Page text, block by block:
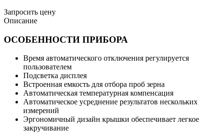
Запросить цену
Описание
ОСОБЕННОСТИ ПРИБОРА
Время автоматического отключения регулируется
пользователем
Подсветка дисплея
Встроенная емкость для отбора проб зерна
Автоматическая температурная компенсация
Автоматическое усреднение результатов нескольких
измерений
Эргономичный дизайн крышки обеспечивает легкое
закручивание